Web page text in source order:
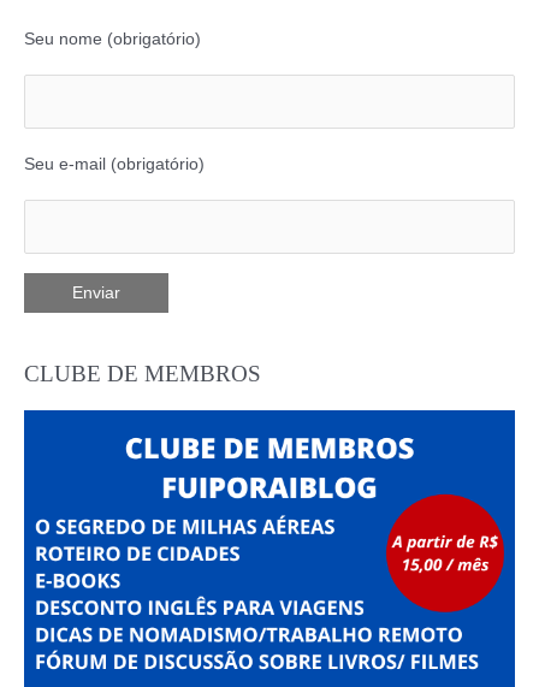
Seu nome (obrigatório)
Seu e-mail (obrigatório)
CLUBE DE MEMBROS